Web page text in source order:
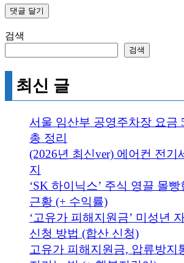
검색
검색
최신 글
서울 임산부 공영주차장 요금
총 정리
(2026년 최신ver) 에어컨 전기
지
‘SK 하이닉스’ 주식 영끌 몰
근황 (+ 수익률)
‘고유가 피해지원금’ 미성년
신청 방법 (합산 신청)
고유가 피해지원금, 압류방지